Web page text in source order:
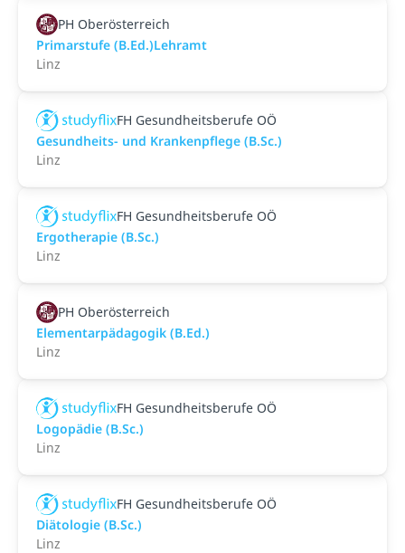
PH Oberösterreich
Primarstufe (B.Ed.)Lehramt
Linz
FH Gesundheitsberufe OÖ
Gesundheits- und Krankenpflege (B.Sc.)
Linz
FH Gesundheitsberufe OÖ
Ergotherapie (B.Sc.)
Linz
PH Oberösterreich
Elementarpädagogik (B.Ed.)
Linz
FH Gesundheitsberufe OÖ
Logopädie (B.Sc.)
Linz
FH Gesundheitsberufe OÖ
Diätologie (B.Sc.)
Linz